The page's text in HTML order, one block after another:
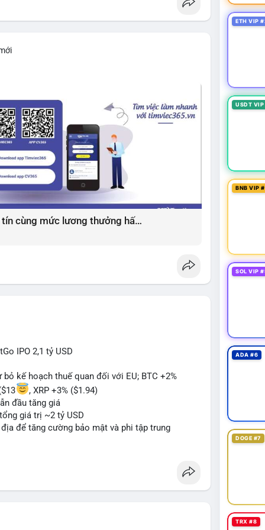
Giải pháp tìm việc làm xây dựng uy tín cùng mức lương thưởng hấp dẫn ?️
IPO 2,1 tỷ USD
kế hoạch thuế quan đối với EU; BTC +2%
, XRP +3% ($1.94)
đầu tăng giá
giá trị ~2 tỷ USD
để tăng cường bảo mật và phi tập trung
mới với yêu cầu tuân thủ nghiêm ngặt
tiền lệ pháp lý
crypto sớm nonostante sự bất đồng trong
lương một phần dưới dạng Bitcoin
ETH VIP
USDT
BNB VIP
SOL VIP
ADA #6
DOGE #7
TRX #8